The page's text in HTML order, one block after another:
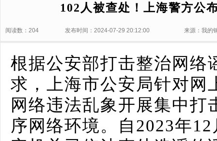
102人被查处！上海警方公
阅读数：204 发布时间：2024-07-29 20:12:00 来源：我的
根据公安部打击整治网络
求，上海市公安局针对网
网络违法乱象开展集中
序网络环境。自2023年